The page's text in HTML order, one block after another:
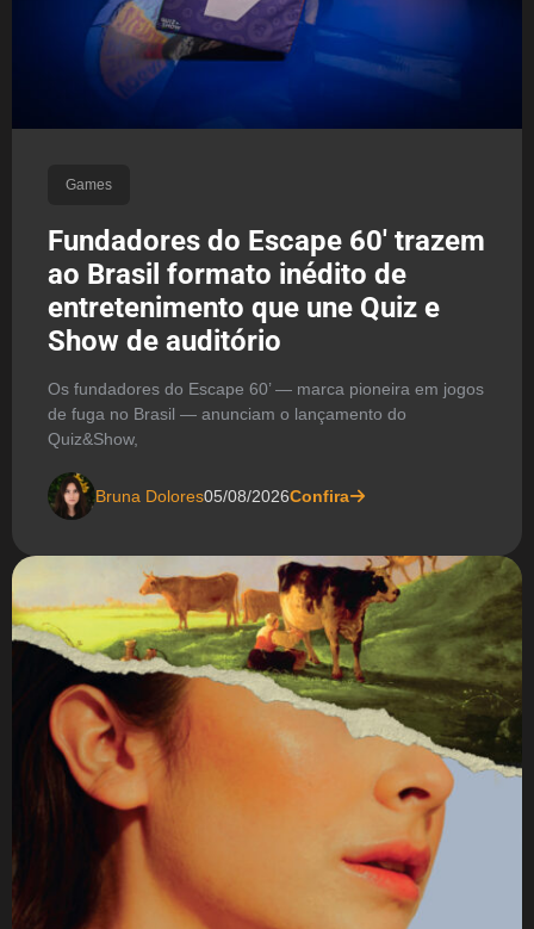
Games
Fundadores do Escape 60′ trazem
ao Brasil formato inédito de
entretenimento que une Quiz e
Show de auditório
Os fundadores do Escape 60’ — marca pioneira em jogos
de fuga no Brasil — anunciam o lançamento do
Quiz&Show,
Bruna Dolores05/08/2026Confira